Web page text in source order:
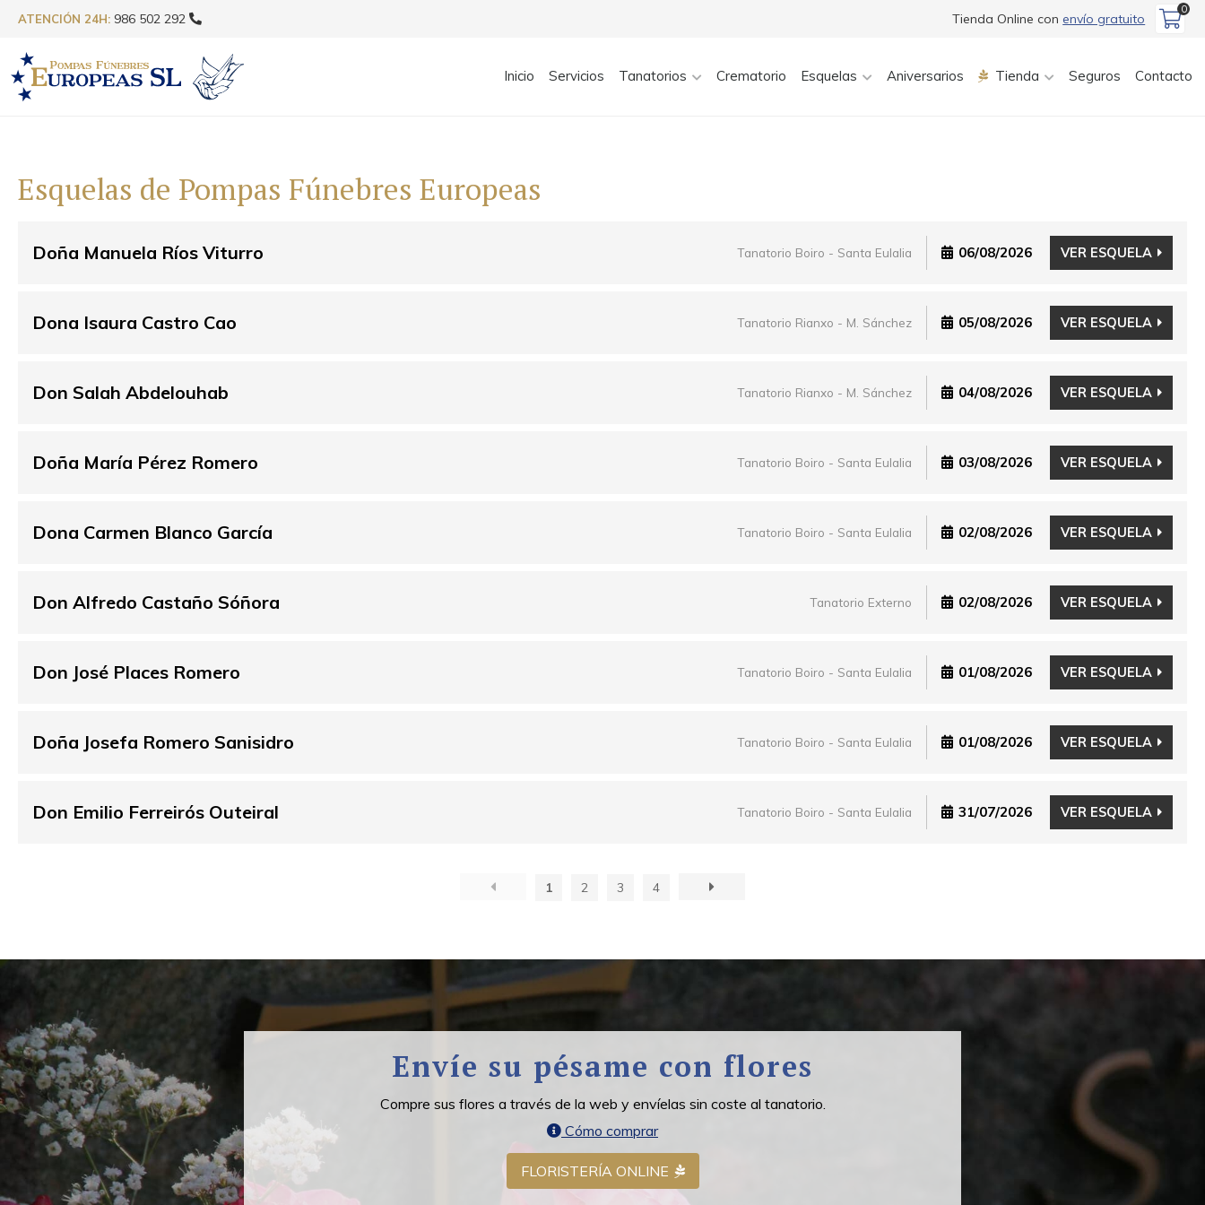
ATENCIÓN 24H: 986 502 292 Tienda Online conenvío gratuito
0
Inicio Servicios Tanatorios Crematorio Esquelas Aniversarios Tienda Seguros Contacto
Esquelas de Pompas Fúnebres Europeas
Doña Manuela Ríos Viturro Tanatorio Boiro - Santa Eulalia 06/08/2026 VER ESQUELA
Dona Isaura Castro Cao Tanatorio Rianxo - M. Sánchez 05/08/2026 VER ESQUELA
Don Salah Abdelouhab Tanatorio Rianxo - M. Sánchez 04/08/2026 VER ESQUELA
Doña María Pérez Romero Tanatorio Boiro - Santa Eulalia 03/08/2026 VER ESQUELA
Dona Carmen Blanco García Tanatorio Boiro - Santa Eulalia 02/08/2026 VER ESQUELA
Don Alfredo Castaño Sóñora Tanatorio Externo 02/08/2026 VER ESQUELA
Don José Places Romero Tanatorio Boiro - Santa Eulalia 01/08/2026 VER ESQUELA
Doña Josefa Romero Sanisidro Tanatorio Boiro - Santa Eulalia 01/08/2026 VER ESQUELA
Don Emilio Ferreirós Outeiral Tanatorio Boiro - Santa Eulalia 31/07/2026 VER ESQUELA
1 2 3 4
Envíe su pésame con flores
Compre sus flores a través de la web y envíelas sin coste al tanatorio.
Cómo comprar
FLORISTERÍA ONLINE